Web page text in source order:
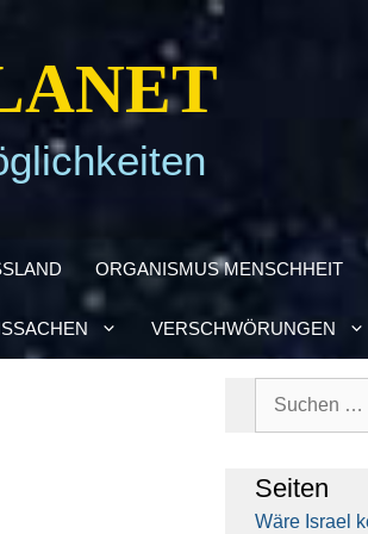
ORGA­NIS­MUS MENSCH­HEIT
VER­SCHWÖ­RUN­GEN
Sei­ten
Wäre Isra­el